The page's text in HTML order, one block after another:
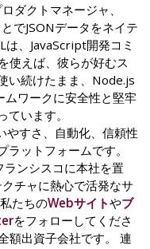
ダクトマネージャ、
でJSONデータをネイテ
、JavaScript開発コミ
使えば、彼らが好むス
い続けたまま、Node.js
ワークに安全性と堅牢
います。
やすさ、自動化、信頼性
ットフォームです。
ンシスコに本社を置
チャに熱心で活発なサ
たちのWebサイトやブ
をフォローしてくださ
出資子会社です。 連